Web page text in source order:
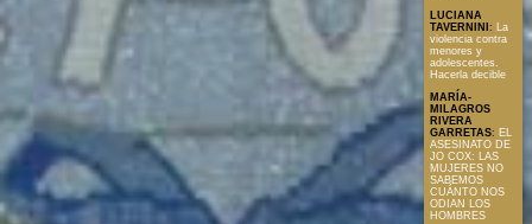
LUCIANA
TAVERNINI :
La
violencia contra
menores y
adolescentes.
Hacerla decible
MARÍA-
MILAGROS
RIVERA
GARRETAS: EL
ASESINATO DE
JO COX: LAS
MUJERES NO
SABEMOS
CUÁNTO NOS
ODIAN LOS
HOMBRES